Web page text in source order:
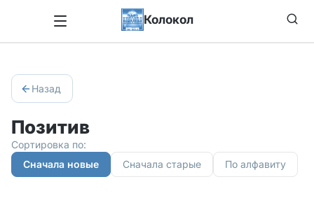
Колокол
Назад
Позитив
Сортировка по:
Сначала новые
Сначала старые По алфавиту